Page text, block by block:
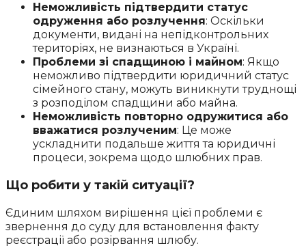
Неможливість підтвердити статус
одруження або розлучення: Оскільки
документи, видані на непідконтрольних
територіях, не визнаються в Україні.
Проблеми зі спадщиною і майном: Якщо
неможливо підтвердити юридичний статус
сімейного стану, можуть виникнути труднощі
з розподілом спадщини або майна.
Неможливість повторно одружитися або
вважатися розлученим: Це може
ускладнити подальше життя та юридичні
процеси, зокрема щодо шлюбних прав.
Що робити у такій ситуації?
Єдиним шляхом вирішення цієї проблеми є
звернення до суду для встановлення факту
реєстрації або розірвання шлюбу.